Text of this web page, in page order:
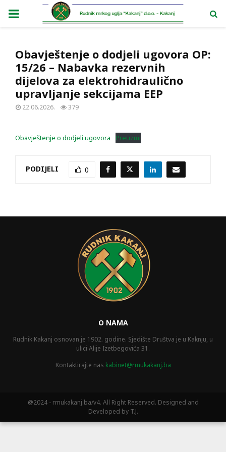
PRIMARY
Obavještenje o dodjeli ugovora OP:
15/26 – Nabavka rezervnih
dijelova za elektrohidraulično
upravljanje sekcijama EEP
22.06.2026. 379
Obavještenje o dodjeli ugovora Preuzmi
PODIJELI 0
O NAMA
Rudnik Kakanj osnovan je 1902. godine. Sjedište Društva je u Kaknju, u
ulici Alije Izetbegovića 31.
Kontaktirajte nas kabinet@rmukakanj.ba
@2024 - rmukakanj.ba/v4. All Right Reserved. Designed and
Developed by T.J.